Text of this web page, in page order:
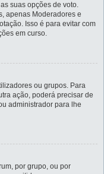
suas opções de voto.
apenas Moderadores e
Isso é para evitar com
em curso.
ou grupos. Para
ação, poderá precisar de
administrador para lhe
por grupo, ou por